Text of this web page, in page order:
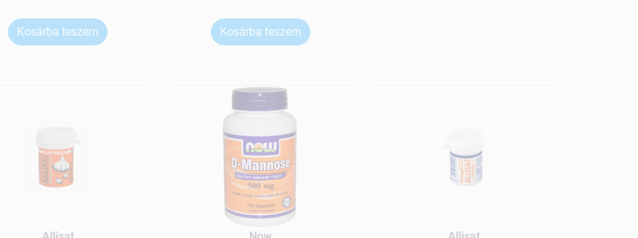
Kosárba teszem Kosárba teszem